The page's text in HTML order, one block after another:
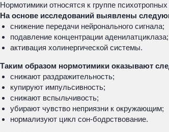
Нормотимики относятся к группе
На основе исследований выявлены
снижение передачи нейронального сигнала;
подавление концентрации аденилатциклаза;
активация холинергической системы.
Таким образом нормотимики оказывают
снижают раздражительность;
купируют импульсивность;
снижают вспыльчивость;
убирают чувство неприязни к окружающим;
нормализуют цикл сон-бодрствование.